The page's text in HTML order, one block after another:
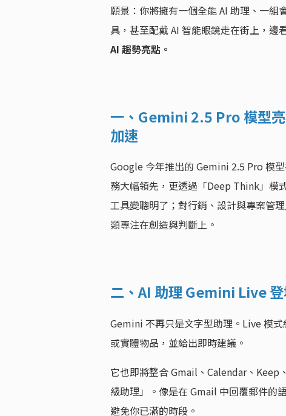
願景：你將擁有一個全能 AI 助理、一組
具，甚至配戴 AI 智能眼鏡走在街上，
AI 趨勢亮點。
一、Gemini 2.5 Pro 模型
加速
Google 今年推出的 Gemini 2.5 Pro 模
務大幅領先，更透過「Deep Think」模
工具變聰明了；對行銷、設計與專案管
類專注在創造與判斷上。
二、AI 助理 Gemini Live
Gemini 不再只是文字型助理。Live 模
或實體物品，並給出即時建議。
它也即將整合 Gmail、Calendar、Keep
級助理」。像是在 Gmail 中回覆郵件的
避免你已滿的時段。